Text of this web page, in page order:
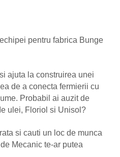
pentru fabrica Bunge
ajuta la construirea unei
de a conecta fermierii cu
Probabil ai auzit de
ulei, Floriol si Unisol?
si cauti un loc de munca
Mecanic te-ar putea